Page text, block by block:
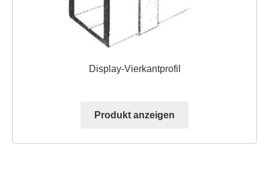
Display-Vierkantprofil
Produkt anzeigen